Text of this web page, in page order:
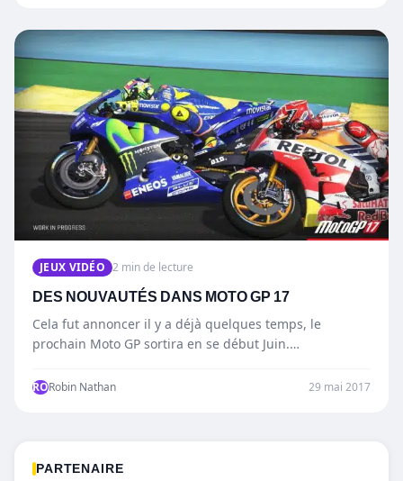
JEUX VIDÉO 2 min de lecture
DES NOUVAUTÉS DANS MOTO GP 17
Cela fut annoncer il y a déjà quelques temps, le
prochain Moto GP sortira en se début Juin.…
RORobin Nathan 29 mai 2017
PARTENAIRE